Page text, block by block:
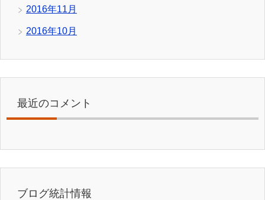
2016年11月
2016年10月
最近のコメント
ブログ統計情報